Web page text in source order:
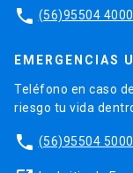
phone (56)95504 4000
EMERGENCIAS
Teléfono en caso
riesgo tu vida
phone (56)95504 5000